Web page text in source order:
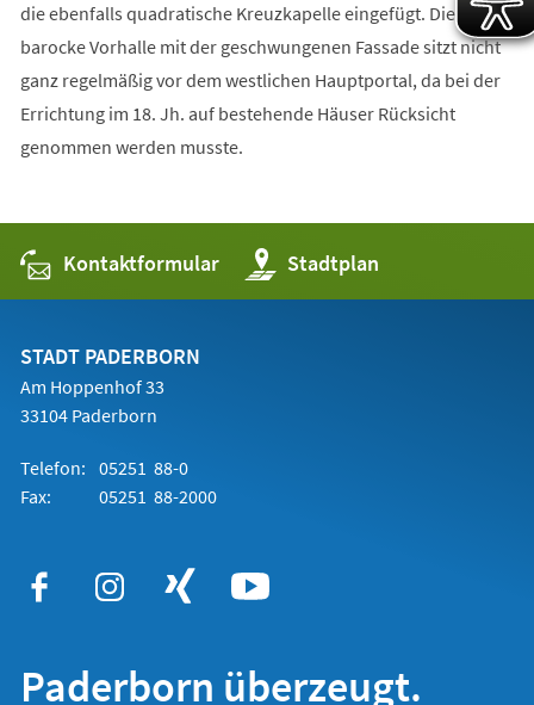
die ebenfalls quadratische Kreuzkapelle eingefügt. Die
barocke Vorhalle mit der geschwungenen Fassade sitzt nicht
ganz regelmäßig vor dem westlichen Hauptportal, da bei der
Errichtung im 18. Jh. auf bestehende Häuser Rücksicht
genommen werden musste.
Kontaktformular Stadtplan
(Öffnet
in
einem
STADT PADERBORN
Am Hoppenhof 33
33104 Paderborn
Telefon: 05251 88-0
Fax:
05251 88-2000
Paderborn überzeugt.